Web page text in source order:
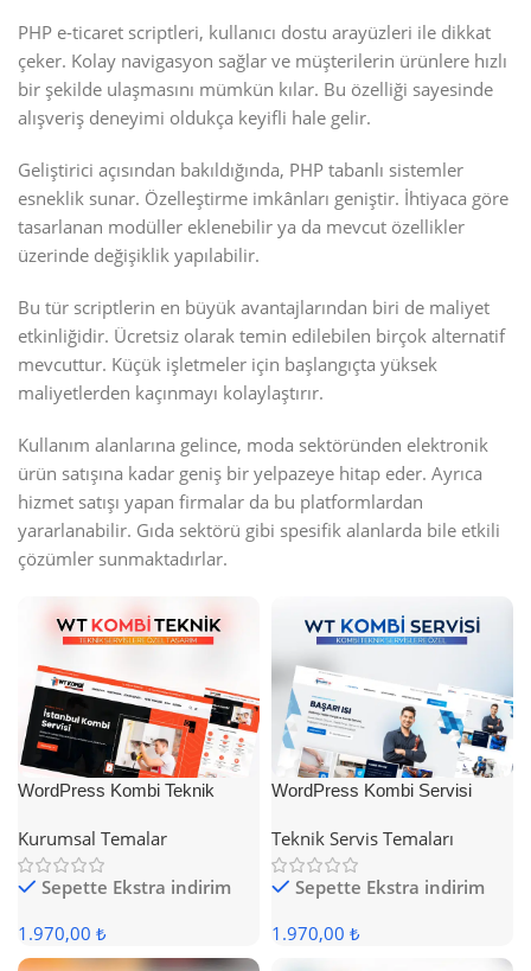
PHP e-ticaret scriptleri, kullanıcı dostu arayüzleri ile dikkat
çeker. Kolay navigasyon sağlar ve müşterilerin ürünlere hızlı
bir şekilde ulaşmasını mümkün kılar. Bu özelliği sayesinde
alışveriş deneyimi oldukça keyifli hale gelir.
Geliştirici açısından bakıldığında, PHP tabanlı sistemler
esneklik sunar. Özelleştirme imkânları geniştir. İhtiyaca göre
tasarlanan modüller eklenebilir ya da mevcut özellikler
üzerinde değişiklik yapılabilir.
Bu tür scriptlerin en büyük avantajlarından biri de maliyet
etkinliğidir. Ücretsiz olarak temin edilebilen birçok alternatif
mevcuttur. Küçük işletmeler için başlangıçta yüksek
maliyetlerden kaçınmayı kolaylaştırır.
Kullanım alanlarına gelince, moda sektöründen elektronik
ürün satışına kadar geniş bir yelpazeye hitap eder. Ayrıca
hizmet satışı yapan firmalar da bu platformlardan
yararlanabilir. Gıda sektörü gibi spesifik alanlarda bile etkili
çözümler sunmaktadırlar.
WordPress Kombi Teknik
Kurumsal Temalar
Sepette Ekstra indirim
1.970,00 ₺
WordPress Kombi Servisi
Teknik Servis Temaları
Sepette Ekstra indirim
1.970,00 ₺